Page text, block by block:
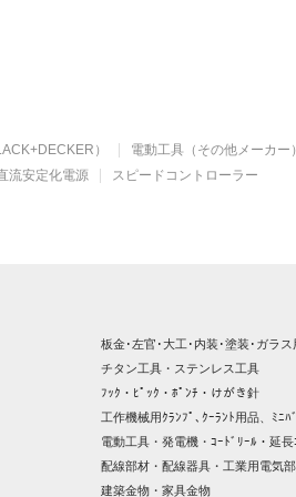
）
電動工具（その他メーカー）
流安定化電源
スピードコントローラー
板金･左官･大工･内装･塗装･ガラス
チタン工具・ステンレス工具
ﾌｯｸ・ﾋﾟｯｸ・ﾎﾟﾝﾁ・けがき針
工作機械用ｸﾗﾝﾌﾟ､ｸｰﾗﾝﾄ用品、ﾐﾆﾊ
電動工具・発電機・ｺｰﾄﾞﾘｰﾙ・延長
配線部材・配線器具・工業用電気
建築金物・家具金物